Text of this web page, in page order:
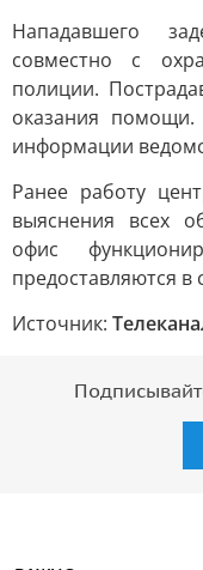
Нападавшего
совместно с
полиции.
оказания
информации
Ранее работу
выяснения всех
офис
предоставляются
Источник: